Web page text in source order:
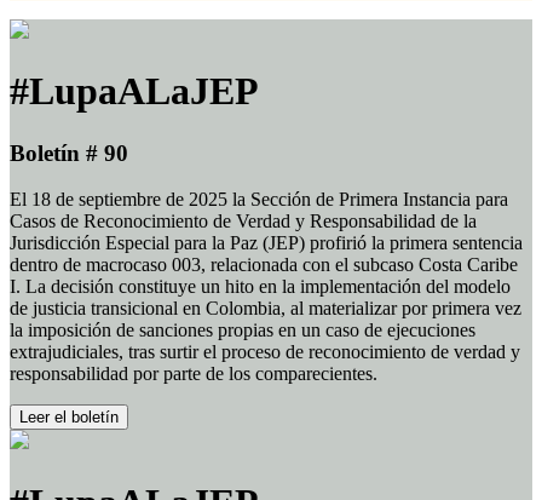
#LupaALaJEP
Boletín # 90
El 18 de septiembre de 2025 la Sección de Primera Instancia para
Casos de Reconocimiento de Verdad y Responsabilidad de la
Jurisdicción Especial para la Paz (JEP) profirió la primera sentencia
dentro de macrocaso 003, relacionada con el subcaso Costa Caribe
I. La decisión constituye un hito en la implementación del modelo
de justicia transicional en Colombia, al materializar por primera vez
la imposición de sanciones propias en un caso de ejecuciones
extrajudiciales, tras surtir el proceso de reconocimiento de verdad y
responsabilidad por parte de los comparecientes.
Leer el boletín